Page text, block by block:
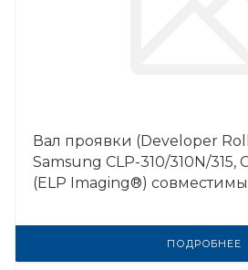
Вал проявки (Developer
Samsung CLP-310/310N/315,
(ELP Imaging®)
ПОДРОБНЕЕ